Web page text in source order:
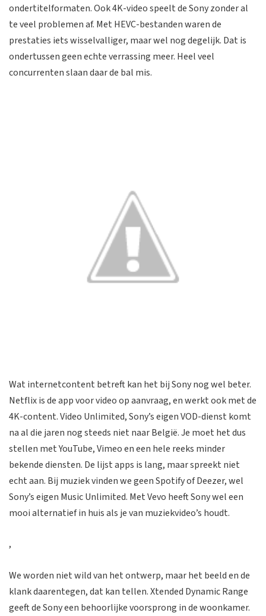
ondertitelformaten. Ook 4K-video speelt de Sony zonder al
te veel problemen af. Met HEVC-bestanden waren de
prestaties iets wisselvalliger, maar wel nog degelijk. Dat is
ondertussen geen echte verrassing meer. Heel veel
concurrenten slaan daar de bal mis.
Wat internetcontent betreft kan het bij Sony nog wel beter.
Netflix is de app voor video op aanvraag, en werkt ook met de
4K-content. Video Unlimited, Sony’s eigen VOD-dienst komt
na al die jaren nog steeds niet naar België. Je moet het dus
stellen met YouTube, Vimeo en een hele reeks minder
bekende diensten. De lijst apps is lang, maar spreekt niet
echt aan. Bij muziek vinden we geen Spotify of Deezer, wel
Sony’s eigen Music Unlimited. Met Vevo heeft Sony wel een
mooi alternatief in huis als je van muziekvideo’s houdt.
,
We worden niet wild van het ontwerp, maar het beeld en de
klank daarentegen, dat kan tellen. Xtended Dynamic Range
geeft de Sony een behoorlijke voorsprong in de woonkamer.